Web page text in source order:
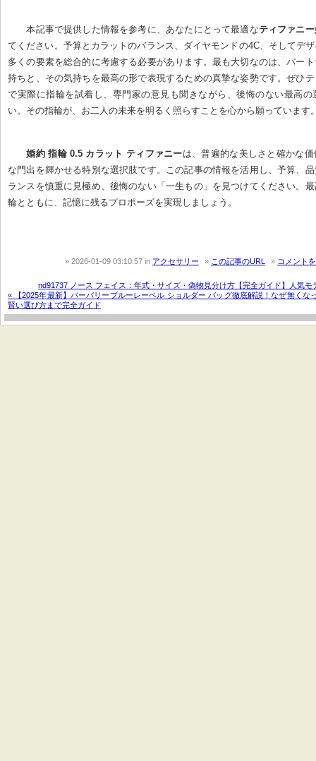
本記事で提供した情報を参考に、あなたにとって最適なティファニ
てください。予算とカラットのバランス、ダイヤモンドの4C、そしてデ
多くの要素を総合的に考慮する必要があります。最も大切なのは、パー
持ちと、その気持ちを最高の形で表現するための真摯な姿勢です。ぜひ
で実際に指輪を試着し、専門家の意見も聞きながら、後悔のない最高の
い。その指輪が、お二人の未来を明るく照らすことを心から願っています
婚約 指輪 0.5 カラット ティファニーは、普遍的な美しさと確かな
な門出を輝かせる特別な選択肢です。この記事の情報を活用し、予算、
ランスを慎重に見極め、後悔のない「一生もの」を見つけてください。
輪とともに、記憶に残るプロポーズを実現しましょう。
2026-01-09 03:10:57 in アクセサリー この記事のURL コメント
nd91737 ノース フェイス：年式・サイズ・偽物見分け方【完全ガイド】人気モ
« 【2025年最新】バーバリーブルーレーベル ショルダー バッグ徹底解説！なぜ無くな
賢い選び方まで完全ガイド